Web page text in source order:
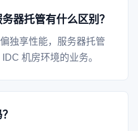
器托管有什么区别？
独享性能，服务器托管
机房环境的业务。